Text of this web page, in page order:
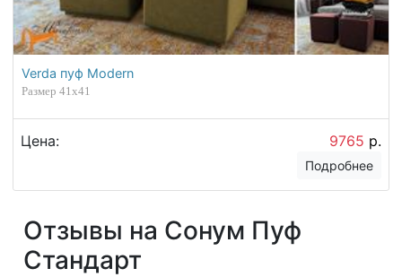
Verda пуф Modern
Размер 41х41
Цена: 9765 р.
Подробнее
Отзывы на Сонум Пуф
Стандарт